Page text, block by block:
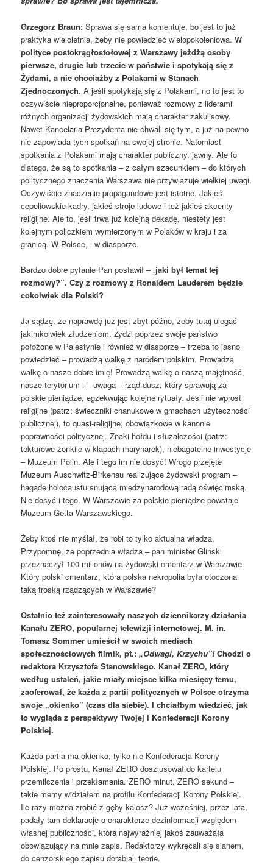
Grzegorz Braun: Sprawa się sama komentuje, bo jest to już
praktyka wieloletnia, żeby nie powiedzieć wielopokoleniowa.W
polityce postokrągłostołowej z Warszawy jeżdżą osoby
pierwsze, drugie lub trzecie w państwie i spotykają się z
Żydami, a nie chociażby z Polakami w Stanach
Zjednoczonych.A jeśli spotykają się z Polakami, no to jest to
oczywiście nieproporcjonalne, ponieważ rozmowy z liderami
różnych organizacji żydowskich mają charakter zakulisowy.
Nawet Kancelaria Prezydenta nie chwali się tym, a już na pewno
nie zapowiada tych spotkań na swojej stronie. Natomiast
spotkania z Polakami mają charakter publiczny, jawny. Ale to
dlatego, że są to spotkania – z całym szacunkiem – do których
politycznego znaczenia Warszawa nie przywiązuje wielkiej uwagi.
Oczywiście znaczenie propagandowe jest istotne. Jakieś
cepeliowskie kadry, jakieś stroje ludowe i też jakieś akcenty
religijne. Ale to, jeśli trwa już kolejną dekadę, niestety jest
kolejnym policzkiem wymierzonym w Polaków w kraju i za
granicą. W Polsce, i w diasporze.
Bardzo dobre pytanie Pan postawił – „jaki był temat tej
rozmowy?”. Czy z rozmowy z Ronaldem Lauderem będzie
cokolwiek dla Polski?
Ja sądzę, że naprawdę już jest zbyt późno, żeby tutaj ulegać
jakimkolwiek złudzeniom. Żydzi poprzez swoje państwo
położone w Palestynie i również w diasporze – trzeba to jasno
powiedzieć – prowadzą walkę z narodem polskim. Prowadzą
walkę o nasze dobre imię! Prowadzą walkę o naszą majętność,
nasze terytorium i – uwaga – rząd dusz, który sprawują za
polskie pieniądze, egzekwując kolejne rytuały. Jeśli nie wprost
religijne (patrz: świeczniki chanukowe w gmachach użyteczności
publicznej), to quasi-religijne, obowiązkowe w kanonie
poprawności politycznej. Znaki hołdu i służalczości (patrz:
tekturowe żonkile w klapach marynarek), niebagatelne inwestycje
– Muzeum Polin. Ale i tego im nie dosyć! Wrogo przejęte
Muzeum Auschwitz-Birkenau realizujące żydowski program –
hagadę holocaustu snującą międzynarodową radą oświęcimską.
Nie dosyć i tego. W Warszawie za polskie pieniądze powstaje
Muzeum Getta Warszawskiego.
Żeby ktoś nie myślał, że robi to tylko aktualna władza.
Przypomnę, że poprzednia władza – pan minister Gliński
przeznaczył 100 milionów na żydowski cmentarz w Warszawie.
Który polski cmentarz, która polska nekropolia była otoczona
taką troską rządzących w Warszawie?
Ostatnio też zainteresowały naszych dziennikarzy działania
Kanału ZERO, popularnej telewizji internetowej. M. in.
Tomasz Sommer umieścił w swoich mediach
społecznościowych filmik, pt.: „Odwagi, Krzychu”!Chodzi o
redaktora Krzysztofa Stanowskiego. Kanał ZERO, który
według ustaleń, jakie miały miejsce kilka miesięcy temu,
zaoferował, że każda z partii politycznych w Polsce otrzyma
swoje „okienko” (czas dla siebie). I chciałbym wiedzieć, jak
to wygląda z perspektywy Twojej i Konfederacji Korony
Polskiej.
Każda partia ma okienko, tylko nie Konfederacja Korony
Polskiej. Po prostu, Kanał ZERO doszlusował do kartelu
przemilczenia i przekłamania. ZERO minut, ZERO sekund –
takie memy widziałem na profilu Konfederacji Korony Polskiej.
Ile razy można zrobić z gęby kalosz? Już wcześniej, przez lata,
padały tam deklaracje o charakterze dezinformacji względem
własnej publiczności, która najwyraźniej jakoś zauważała
obowiązujący na mnie zapis. Redaktorzy wykręcali się sianem,
do cenzorskiego zapisu dorabiali teorie.